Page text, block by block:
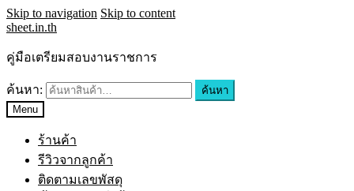
Skip to navigation Skip to content
sheet.in.th
คู่มือเตรียมสอบงานราชการ
ค้นหา:
ค้นหา
Menu
ร้านค้า
รีวิวจากลูกค้า
ติดตามเลขพัสดุ